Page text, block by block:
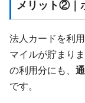
メリット②｜
法人カードを利
マイルが貯まり
の利用分にも、
です。